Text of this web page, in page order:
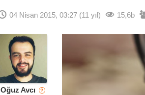
04 Nisan 2015, 03:27 (11 yıl) 15,6b
Oğuz Avcı ?